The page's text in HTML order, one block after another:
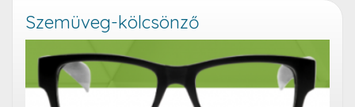
Szemüveg-kölcsönző